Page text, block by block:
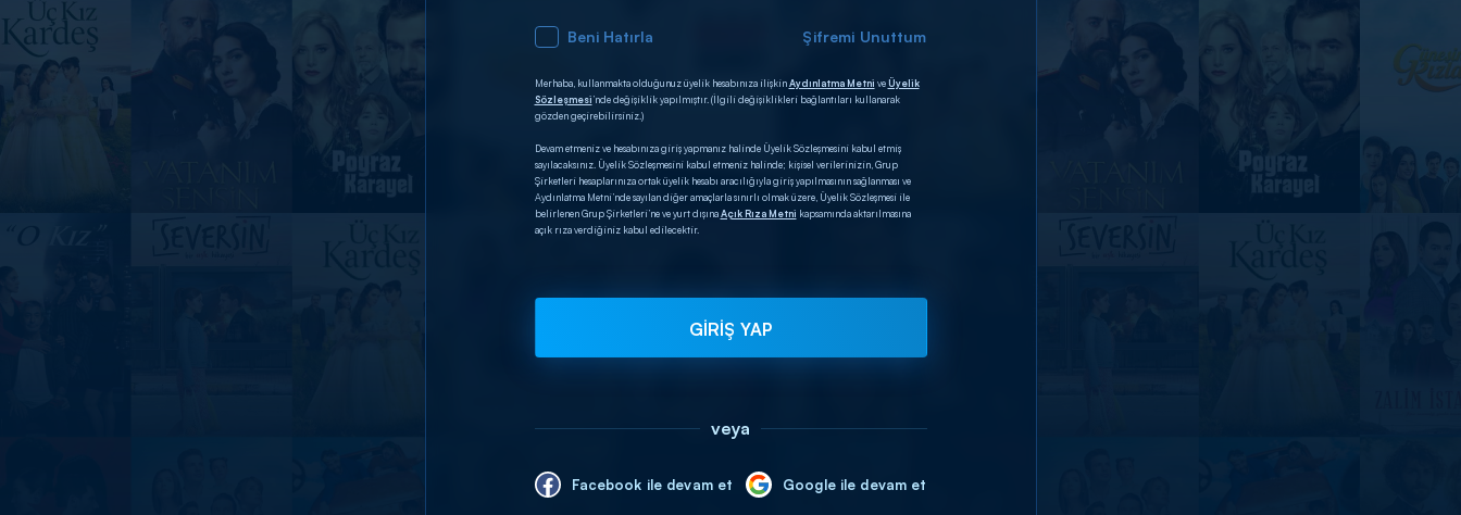
Beni Hatırla Şifremi Unuttum
Merhaba, kullanmakta olduğunuz üyelik hesabınıza ilişkinAydınlatma Metni veÜyelik
Sözleşmesi’nde değişiklik yapılmıştır. (İlgili değişiklikleri bağlantıları kullanarak
gözden geçirebilirsiniz.)
Devam etmeniz ve hesabınıza giriş yapmanız halinde Üyelik Sözleşmesini kabul etmiş
sayılacaksınız. Üyelik Sözleşmesini kabul etmeniz halinde; kişisel verilerinizin, Grup
Şirketleri hesaplarınıza ortak üyelik hesabı aracılığıyla giriş yapılmasının sağlanması ve
Aydınlatma Metni’nde sayılan diğer amaçlarla sınırlı olmak üzere, Üyelik Sözleşmesi ile
belirlenen Grup Şirketleri’ne ve yurt dışınaAçık Rıza Metni kapsamında aktarılmasına
açık rıza verdiğiniz kabul edilecektir.
GİRİŞ YAP
veya
Facebook ile devam et Google ile devam et